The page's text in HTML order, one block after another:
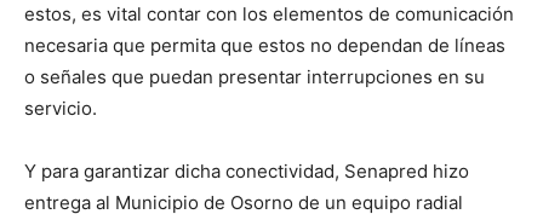
estos, es vital contar con los elementos de comunicación
necesaria que permita que estos no dependan de líneas
o señales que puedan presentar interrupciones en su
servicio.
Y para garantizar dicha conectividad, Senapred hizo
entrega al Municipio de Osorno de un equipo radial